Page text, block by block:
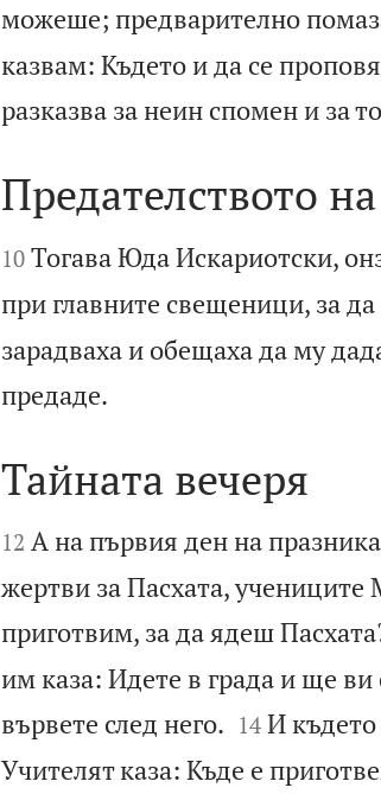
можеше; предварително
казвам: Където и да се
разказва за неин спомен и за

Предателството

10 Тогава Юда Искариотски,
при главните свещеници, за
зарадваха и обещаха да му
предаде.

Тайната вечеря

12 А на първия ден на
жертви за Пасхата,
приготвим, за да ядеш
им каза: Идете в града и ще
вървете след него.
14 И където
Учителят каза: Къде е